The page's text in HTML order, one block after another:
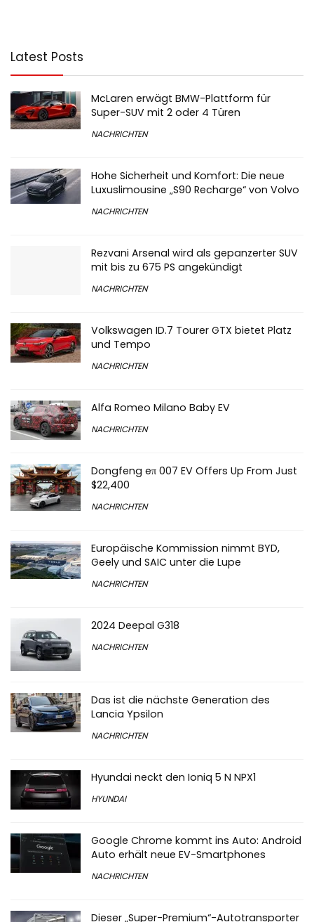
Latest Posts
McLaren erwägt BMW-Plattform für
Super-SUV mit 2 oder 4 Türen
NACHRICHTEN
Hohe Sicherheit und Komfort: Die neue
Luxuslimousine „S90 Recharge“ von Volvo
NACHRICHTEN
Rezvani Arsenal wird als gepanzerter SUV
mit bis zu 675 PS angekündigt
NACHRICHTEN
Volkswagen ID.7 Tourer GTX bietet Platz
und Tempo
NACHRICHTEN
Alfa Romeo Milano Baby EV
NACHRICHTEN
Dongfeng eπ 007 EV Offers Up From Just
$22,400
NACHRICHTEN
Europäische Kommission nimmt BYD,
Geely und SAIC unter die Lupe
NACHRICHTEN
2024 Deepal G318
NACHRICHTEN
Das ist die nächste Generation des
Lancia Ypsilon
NACHRICHTEN
Hyundai neckt den Ioniq 5 N NPX1
HYUNDAI
Google Chrome kommt ins Auto: Android
Auto erhält neue EV-Smartphones
NACHRICHTEN
Dieser „Super-Premium“-Autotransporter